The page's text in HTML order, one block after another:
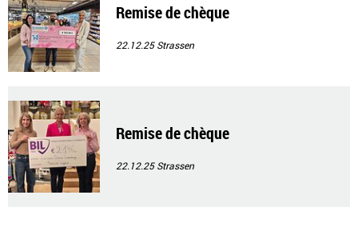
Remise de chèque
22.12.25Strassen
Remise de chèque
22.12.25Strassen